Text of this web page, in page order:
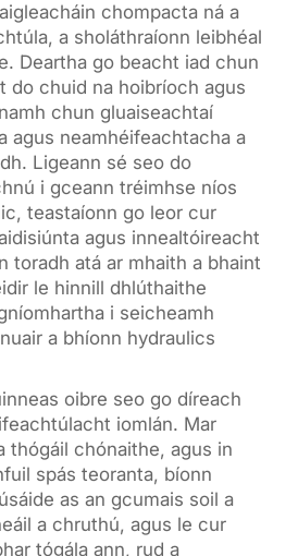
chompacta ná a
a sholáthraíonn leibhéal
Deartha go beacht iad chun
do chuid na hoibríoch agus
chun gluaiseachtaí
agus neamhéifeachtacha a
Ligeann sé seo do
i gceann tréimhse níos
teastaíonn go leor cur
agus innealtóireacht
toradh atá ar mhaith a bhaint
le hinnill dhlúthaithe
i seicheamh
a bhíonn hydraulics
oibre seo go díreach
iomlán. Mar
thógáil chónaithe, agus in
spás teoranta, bíonn
as an gcumais soil a
a chruthú, agus le cur
tógála ann, rud a